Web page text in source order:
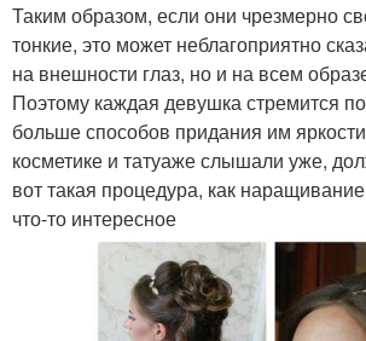
Таким образом, если они чрезмерно
тонкие, это может неблагоприятно
на внешности глаз, но и на всем
Поэтому каждая девушка стремится
больше способов придания им
косметике и татуаже слышали уже,
вот такая процедура, как
что-то интересное